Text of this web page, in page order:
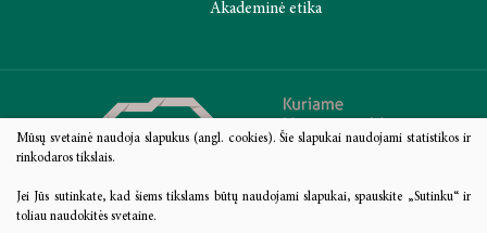
Akademinė etika
Mūsų svetainė naudoja slapukus (angl. cookies). Šie slapukai naudojami statistikos ir
rinkodaros tikslais.
Jei Jūs sutinkate, kad šiems tikslams būtų naudojami slapukai, spauskite „Sutinku“ ir
toliau naudokitės svetaine.